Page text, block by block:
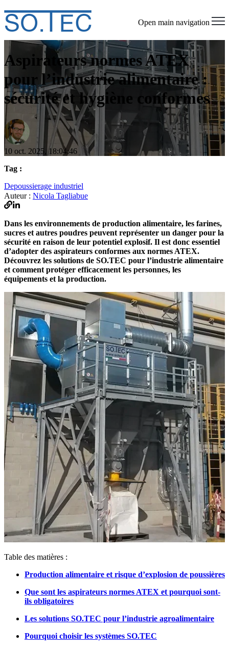
Open main navigation
Aspirateurs normes ATEX
pour l’industrie alimentaire :
sécurité et hygiène conformes
10 oct. 2025, 18:04:46
Tag :
Depoussierage industriel
Auteur : Nicola Tagliabue
Dans les environnements de production alimentaire, les farines,
sucres et autres poudres peuvent représenter un danger pour la
sécurité en raison de leur potentiel explosif. Il est donc essentiel
d’adopter des aspirateurs conformes aux normes ATEX.
Découvrez les solutions de SO.TEC pour l’industrie alimentaire
et comment protéger efficacement les personnes, les
équipements et la production.
Table des matières :
Production alimentaire et risque d’explosion de poussières
Que sont les aspirateurs normes ATEX et pourquoi sont-
ils obligatoires
Les solutions SO.TEC pour l’industrie agroalimentaire
Pourquoi choisir les systèmes SO.TEC